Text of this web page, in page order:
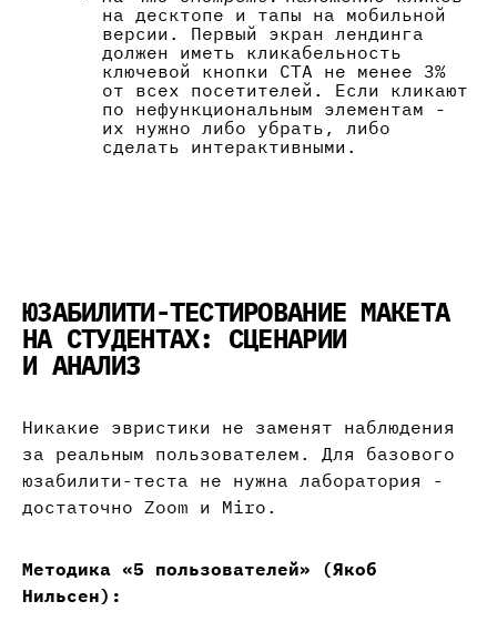
на десктопе и тапы на мобильной
версии. Первый экран лендинга
должен иметь кликабельность
ключевой кнопки CTA не менее 3%
от всех посетителей. Если кликают
по нефункциональным элементам -
их нужно либо убрать, либо
сделать интерактивными.
ЮЗАБИЛИТИ-ТЕСТИРОВАНИЕ МАКЕТА
НА СТУДЕНТАХ: СЦЕНАРИИ
И АНАЛИЗ
Никакие эвристики не заменят наблюдения
за реальным пользователем. Для базового
юзабилити-теста не нужна лаборатория -
достаточно Zoom и Miro.
Методика «5 пользователей» (Якоб
Нильсен):